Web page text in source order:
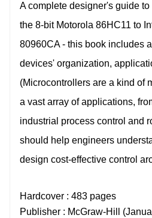
A complete designer's guide
the 8-bit Motorola 86HC11 to
80960CA - this book includes
devices' organization,
(Microcontrollers are a kind of
a vast array of applications,
industrial process control and
should help engineers
design cost-effective control
Hardcover : 483 pages
Publisher : McGraw-Hill